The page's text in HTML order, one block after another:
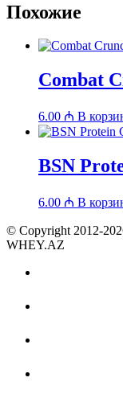
Похожие
Combat
6.00 ₼ В
BSN
6.00 ₼ В
© Copyright 2012-
WHEY.AZ